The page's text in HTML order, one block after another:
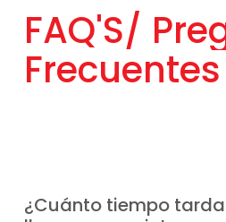
FAQ'S/
Frecuentes
¿Cuánto tiempo